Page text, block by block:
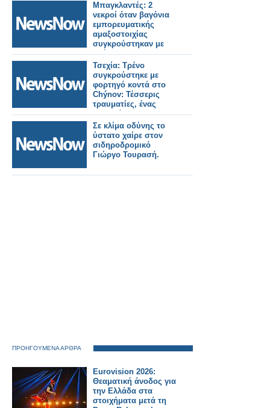
Μπαγκλαντές: 2
νεκροί όταν βαγόνια
εμπορευματικής
αμαξοστοιχίας
συγκρούστηκαν με
οχήματα.
Τσεχία: Τρένο
συγκρούστηκε με
φορτηγό κοντά στο
Chýnov: Τέσσερις
τραυματίες, ένας
σοβαρά.
Σε κλίμα οδύνης το
ύστατο χαίρε στον
σιδηροδρομικό
Γιώργο Τουρασή.
ΠΡΟΗΓΟΥΜΕΝΑ ΑΡΘΡΑ
Eurovision 2026:
Θεαματική άνοδος για
την Ελλάδα στα
στοιχήματα μετά τη